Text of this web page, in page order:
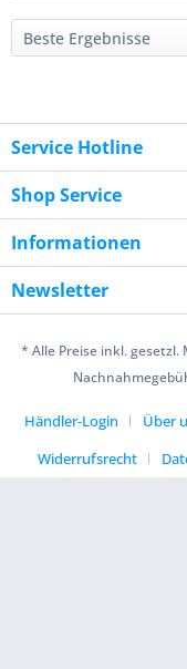
Service Hotline
Shop Service
Informationen
Newsletter
* Alle Preise inkl.
Händler-Login Über
Widerrufsrecht